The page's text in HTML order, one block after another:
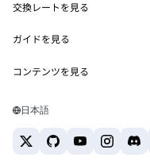
MetaMask Connect
Snaps
Web3サービス
セキュリティ
サポート
キャリア
お問い合わせ
イーサリアムの価格
Solanaの価格
Tetherの価格
交換レートを見る
ETH→USD
USDT→INR
BTC→INR
ETH→USDT
ガイドを見る
ETHの購入
USDTの購入
コンテンツを見る
Solanaウォレット
日本語